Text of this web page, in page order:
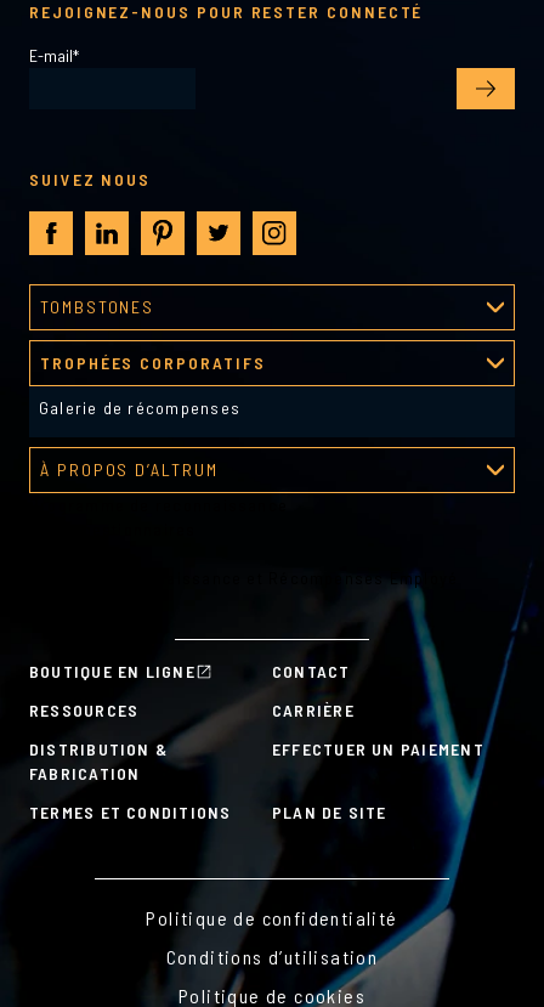
BOUTIQUE EN LIGNE
CONTACT
RESSOURCES
CARRIÈRE
DISTRIBUTION &
FABRICATION
EFFECTUER UN PAIEMENT
TERMES ET CONDITIONS PLAN DE SITE
TOMBSTONES
Processus de création
Galerie tombstones
TROPHÉES CORPORATIFS
Galerie de récompenses
À PROPOS D’ALTRUM
Plans de Reconnaissance et Récompenses Employé
REJOIGNEZ-NOUS POUR RESTER CONNECTÉ
E-mail*
SUIVEZ NOUS
Politique de confidentialité
Conditions d’utilisation
Politique de cookies